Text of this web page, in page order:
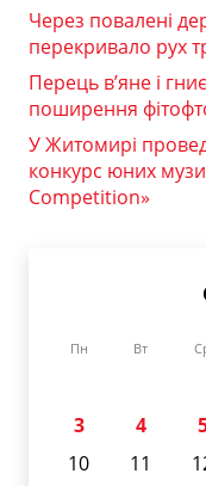
Через повалені
перекривало рух
Перець в’яне і
поширення
У Житомирі
конкурс юних
Competition»
Пн Вт
3
4
10
11